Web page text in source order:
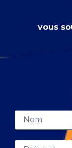
vous